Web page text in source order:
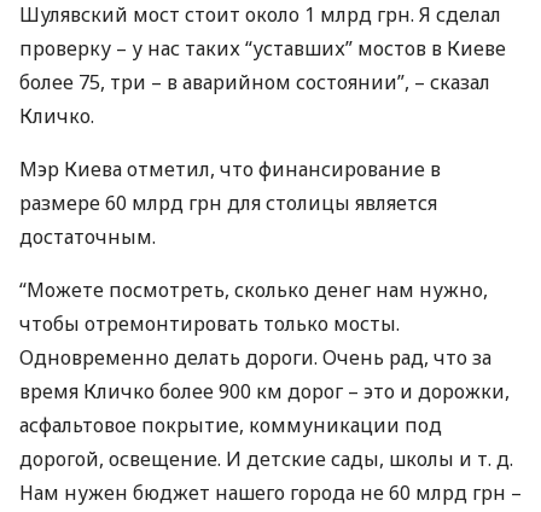
Шулявский мост стоит около 1 млрд грн. Я сделал
проверку – у нас таких “уставших” мостов в Киеве
более 75, три – в аварийном состоянии”, – сказал
Кличко.
Мэр Киева отметил, что финансирование в
размере 60 млрд грн для столицы является
достаточным.
“Можете посмотреть, сколько денег нам нужно,
чтобы отремонтировать только мосты.
Одновременно делать дороги. Очень рад, что за
время Кличко более 900 км дорог – это и дорожки,
асфальтовое покрытие, коммуникации под
дорогой, освещение. И детские сады, школы и т. д.
Нам нужен бюджет нашего города не 60 млрд грн –